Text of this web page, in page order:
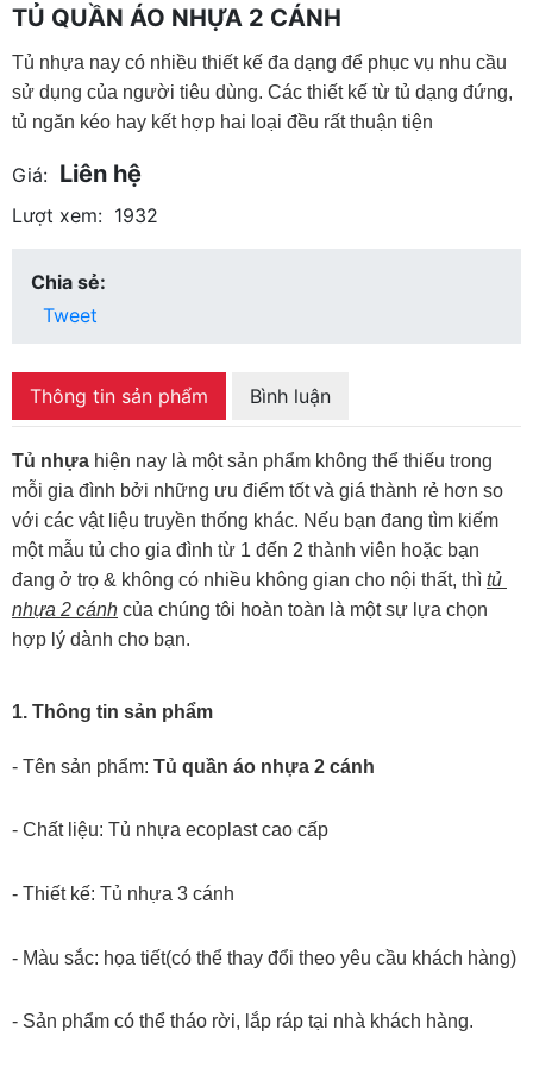
TỦ QUẦN ÁO NHỰA 2 CÁNH
Tủ nhựa nay có nhiều thiết kế đa dạng để phục vụ nhu cầu
sử dụng của người tiêu dùng. Các thiết kế từ tủ dạng đứng,
tủ ngăn kéo hay kết hợp hai loại đều rất thuận tiện
Giá: Liên hệ
Lượt xem: 1932
Chia sẻ:
Tweet
Thông tin sản phẩm Bình luận
Tủ nhựa hiện nay là một sản phẩm không thể thiếu trong
mỗi gia đình bởi những ưu điểm tốt và giá thành rẻ hơn so
với các vật liệu truyền thống khác. Nếu bạn đang tìm kiếm
một mẫu tủ cho gia đình từ 1 đến 2 thành viên hoặc bạn
đang ở trọ & không có nhiều không gian cho nội thất, thì tủ
nhựa 2 cánh của chúng tôi hoàn toàn là một sự lựa chọn
hợp lý dành cho bạn.
1. Thông tin sản phẩm
- Tên sản phẩm: Tủ quần áo nhựa 2 cánh
- Chất liệu: Tủ nhựa ecoplast cao cấp
- Thiết kế: Tủ nhựa 3 cánh
- Màu sắc: họa tiết(có thể thay đổi theo yêu cầu khách hàng)
- Sản phẩm có thể tháo rời, lắp ráp tại nhà khách hàng.